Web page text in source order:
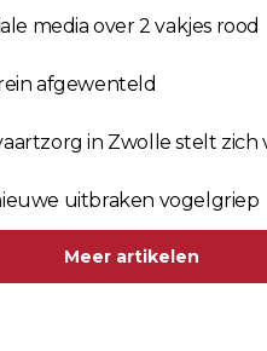
media over 2 vakjes rood
afgewenteld
in Zwolle stelt zich
uitbraken vogelgriep
Meer artikelen